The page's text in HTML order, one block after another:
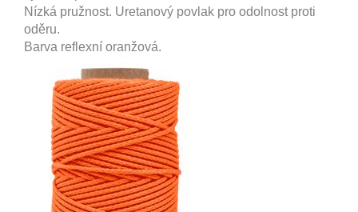
Nízká pružnost. Uretanový povlak pro odolnost proti
oděru.
Barva reflexní oranžová.